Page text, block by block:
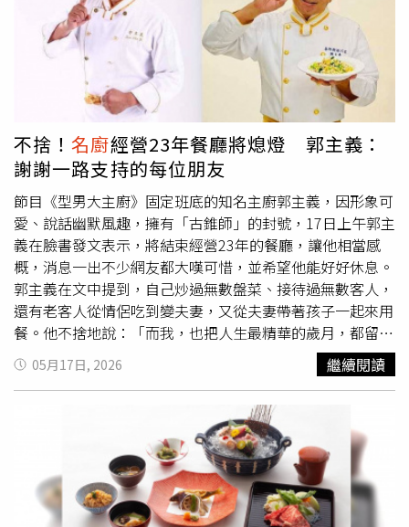
束後，江振誠陪家人在路邊等車，分開前還給了媽媽一個溫
暖擁抱。（圖／本刊攝影組）晚間8點左右，三人用餐結束
後並未急著離開，而是在商場內悠閒散步，隨後在一家蛋糕
西點店前駐足選購甜點。採買完畢後，江振誠陪著母親與姊
姊走到路邊等車，臨別前更給了母親一個溫暖擁抱，母子情
深表露無遺。近年跟泰籍Pam移居宜蘭的江振誠，結束聚會
後搭車返家。（圖／翻攝自江振誠IG）待母親與姊姊搭車離
去後，江振誠手提一袋戰利品，獨自再度攔下計程車離開。
只見車輛一路駛上國道，朝宜蘭方向前進，也為這場短暫卻
溫馨的家庭日畫下句點。
不捨！名廚經營23年餐廳將熄燈 郭主義：
謝謝一路支持的每位朋友
節目《型男大主廚》固定班底的知名主廚郭主義，因形象可
愛、說話幽默風趣，擁有「古錐師」的封號，17日上午郭主
義在臉書發文表示，將結束經營23年的餐廳，讓他相當感
概，消息一出不少網友都大嘆可惜，並希望他能好好休息。
郭主義在文中提到，自己炒過無數盤菜、接待過無數客人，
還有老客人從情侶吃到變夫妻，又從夫妻帶著孩子一起來用
餐。他不捨地說：「而我，也把人生最精華的歲月，都留在
這間餐廳裡。」儘管心裡真的有很多不捨，但並不會感到遺
憾。古錐師也說：「這23年裡，有太多貴人、朋友與客人的
量。」他特別感謝這一路支持的每一位朋友，即使餐廳將結
束營業，人情味、手藝與回憶都永遠還在自己心裡。對此，
不少網友都對郭主義給予鼓勵與支持，紛紛喊「辛苦了」，
並祝福他能有美好的未來！也有網友表示「永遠讓人忘不了
的好味道，很可惜。」
05月17日, 2026 繼續閱讀